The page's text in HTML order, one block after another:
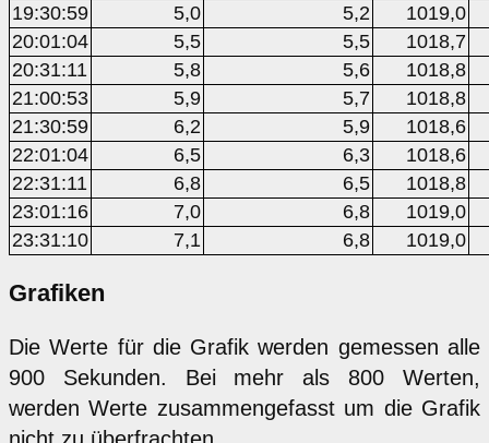
19:30:59
5,0 5,2
1019,0
20:01:04
5,5 5,5
1018,7
20:31:11
5,8 5,6
1018,8
21:00:53
5,9 5,7
1018,8
21:30:59
6,2 5,9
1018,6
22:01:04
6,5 6,3
1018,6
22:31:11
6,8 6,5
1018,8
23:01:16
7,0 6,8
1019,0
23:31:10
7,1 6,8 1019,0
Grafiken
Die Werte für die Grafik werden gemessen alle
900 Sekunden. Bei mehr als 800 Werten,
werden Werte zusammengefasst um die Grafik
nicht zu überfrachten.